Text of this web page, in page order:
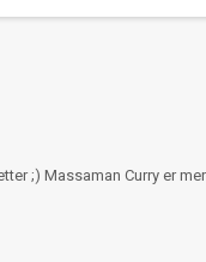
;) Massaman Curry er